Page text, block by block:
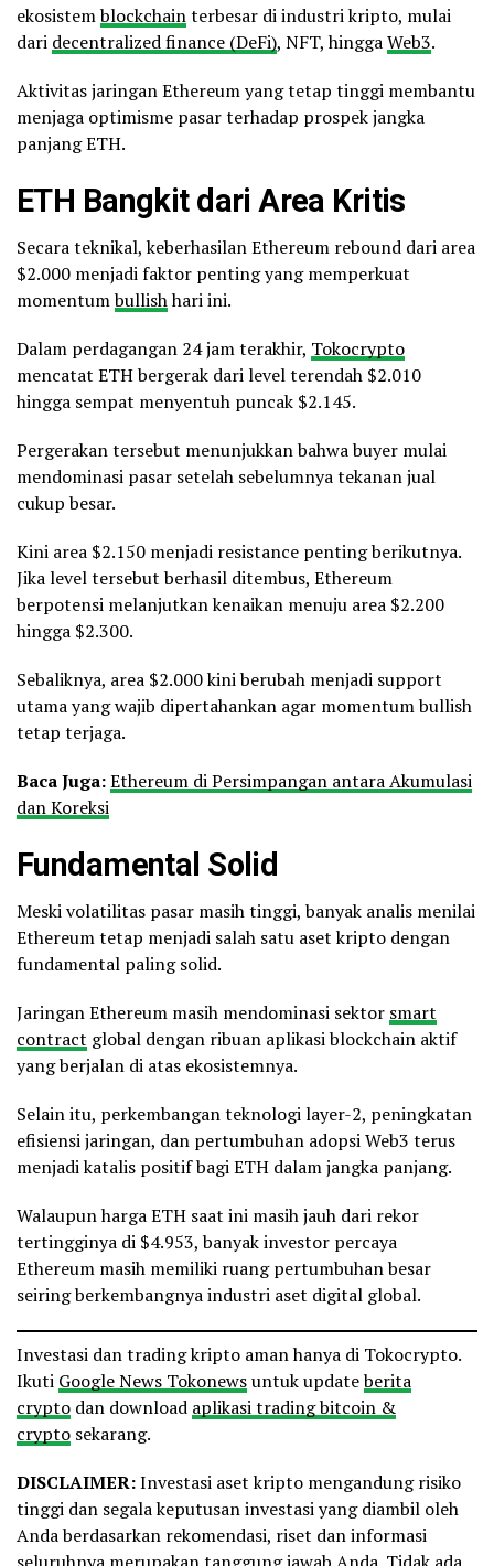
ekosistemblockchainterbesar di industri kripto, mulai
dari decentralized finance (DeFi), NFT, hinggaWeb3.
Aktivitas jaringan Ethereum yang tetap tinggi membantu
menjaga optimisme pasar terhadap prospek jangka
panjang ETH.
ETH Bangkit dari Area Kritis
Secara teknikal, keberhasilan Ethereum rebound dari area
$2.000 menjadi faktor penting yang memperkuat
momentumbullishhari ini.
Dalam perdagangan 24 jam terakhir, Tokocrypto
mencatat ETH bergerak dari level terendah $2.010
hingga sempat menyentuh puncak $2.145.
Pergerakan tersebut menunjukkan bahwa buyer mulai
mendominasi pasar setelah sebelumnya tekanan jual
cukup besar.
Kini area $2.150 menjadi resistance penting berikutnya.
Jika level tersebut berhasil ditembus, Ethereum
berpotensi melanjutkan kenaikan menuju area $2.200
hingga $2.300.
Sebaliknya, area $2.000 kini berubah menjadi support
utama yang wajib dipertahankan agar momentum bullish
tetap terjaga.
Baca Juga:Ethereum di Persimpangan antara Akumulasi
dan Koreksi
Fundamental Solid
Meski volatilitas pasar masih tinggi, banyak analis menilai
Ethereum tetap menjadi salah satu aset kripto dengan
fundamental paling solid.
Jaringan Ethereum masih mendominasi sektor smart
contract global dengan ribuan aplikasi blockchain aktif
yang berjalan di atas ekosistemnya.
Selain itu, perkembangan teknologi layer-2, peningkatan
efisiensi jaringan, dan pertumbuhan adopsi Web3 terus
menjadi katalis positif bagi ETH dalam jangka panjang.
Walaupun harga ETH saat ini masih jauh dari rekor
tertingginya di $4.953, banyak investor percaya
Ethereum masih memiliki ruang pertumbuhan besar
seiring berkembangnya industri aset digital global.
Investasi dan trading kripto aman hanya di Tokocrypto.
Ikuti Google News Tokonewsuntuk updateberita
crypto dan download aplikasi trading bitcoin &
crypto sekarang.
DISCLAIMER:Investasi aset kripto mengandung risiko
tinggi dan segala keputusan investasi yang diambil oleh
Anda berdasarkan rekomendasi, riset dan informasi
seluruhnya merupakan tanggung jawab Anda. Tidak ada